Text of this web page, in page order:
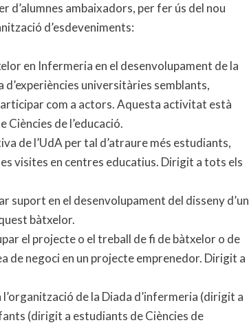
ambaixadors, per fer ús del nou
d’esdeveniments:
en Infermeria en el desenvolupament de la
universitàries semblants,
com a actors. Aquesta activitat està
de l’educació.
de l’UdA per tal d’atraure més estudiants,
visites en centres educatius. Dirigit a tots els
suport en el desenvolupament del disseny d’un
bàtxelor.
el projecte o el treball de fi de bàtxelor o de
de negoci en un projecte emprenedor. Dirigit a
de la Diada d’infermeria (dirigit a
(dirigit a estudiants de Ciències de